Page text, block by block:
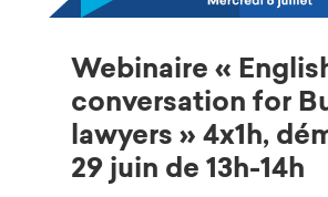
Webinaire «
conversation for
lawyers » 4x1h,
29 juin de 13h-14h